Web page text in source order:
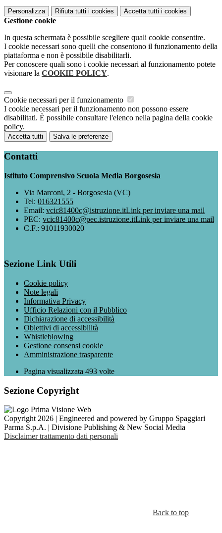
Personalizza Rifiuta tutti i cookies Accetta tutti i cookies
Gestione cookie
In questa schermata è possibile scegliere quali cookie consentire.
I cookie necessari sono quelli che consentono il funzionamento della
piattaforma e non è possibile disabilitarli.
Per conoscere quali sono i cookie necessari al funzionamento potete
visionare la COOKIE POLICY.
Cookie necessari per il funzionamento
I cookie necessari per il funzionamento non possono essere
disabilitati. È possibile consultare l'elenco nella pagina della cookie
policy.
Accetta tutti Salva le preferenze
Contatti
Istituto Comprensivo Scuola Media Borgosesia
Via Marconi, 2 - Borgosesia (VC)
Tel: 016321555
Email: vcic81400c@istruzione.itLink per inviare una mail
PEC: vcic81400c@pec.istruzione.itLink per inviare una mail
C.F.: 91011930020
Sezione Link Utili
Cookie policy
Note legali
Informativa Privacy
Ufficio Relazioni con il Pubblico
Dichiarazione di accessibilità
Obiettivi di accessibilità
Whistleblowing
Gestione consensi cookie
Amministrazione trasparente
Pagina visualizzata 493 volte
Sezione Copyright
Copyright 2026 | Engineered and powered by Gruppo Spaggiari
Parma S.p.A. | Divisione Publishing & New Social Media
Disclaimer trattamento dati personali
Back to top